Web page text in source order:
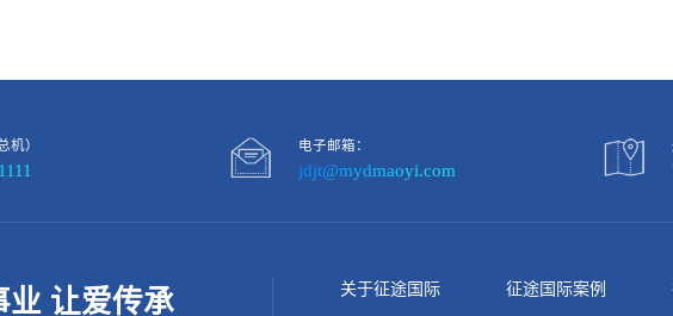
机） 电子邮箱：
jdjt@mydmaoyi.com
让爱传承 关于征途国际 征途国际案例